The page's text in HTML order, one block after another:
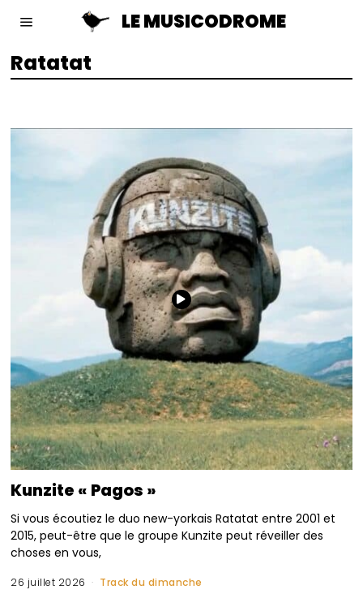
LE MUSICODROME
Ratatat
Kunzite « Pagos »
Si vous écoutiez le duo new-yorkais Ratatat entre 2001 et
2015, peut-être que le groupe Kunzite peut réveiller des
choses en vous,
26 juillet 2026 Track du dimanche